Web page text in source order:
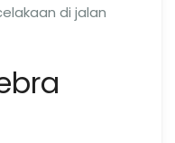
di jalan